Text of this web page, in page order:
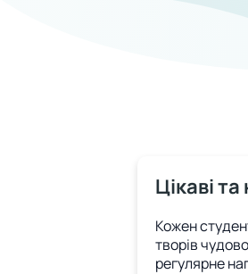
Цікаві
Кожен
творів
регулярне